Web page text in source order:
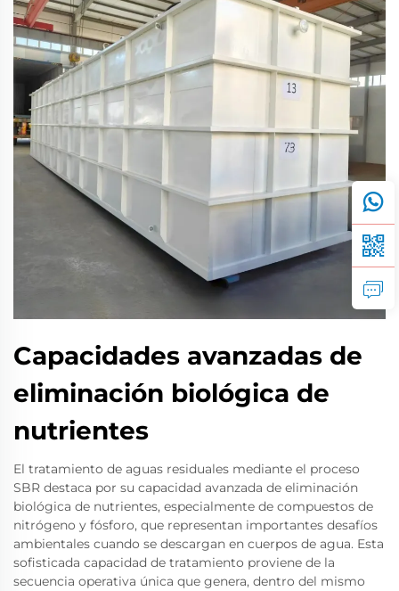
Capacidades avanzadas de
eliminación biológica de
nutrientes
El tratamiento de aguas residuales mediante el proceso
SBR destaca por su capacidad avanzada de eliminación
biológica de nutrientes, especialmente de compuestos de
nitrógeno y fósforo, que representan importantes desafíos
ambientales cuando se descargan en cuerpos de agua. Esta
sofisticada capacidad de tratamiento proviene de la
secuencia operativa única que genera, dentro del mismo